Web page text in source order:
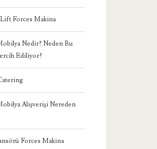
Lift Forces Makina
Nedir? Neden Bu
Ediliyor?
Alışverişi Nereden
Forces Makina